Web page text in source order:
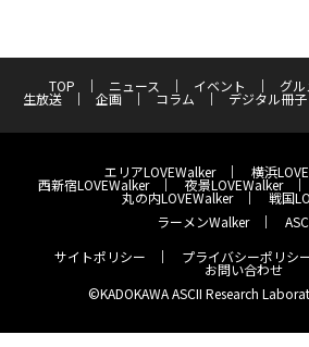
TOP ニュース イベント グル
生放送 企画 コラム デジタル冊子
エリアLOVEWalker 横浜
西新宿LOVEWalker 夜景LOVEWalker
丸の内LOVEWalker
戦国
ラーメンWalker
サイトポリシー
プライバシーポリシ
お問い合わせ
©KADOKAWA ASCII Research